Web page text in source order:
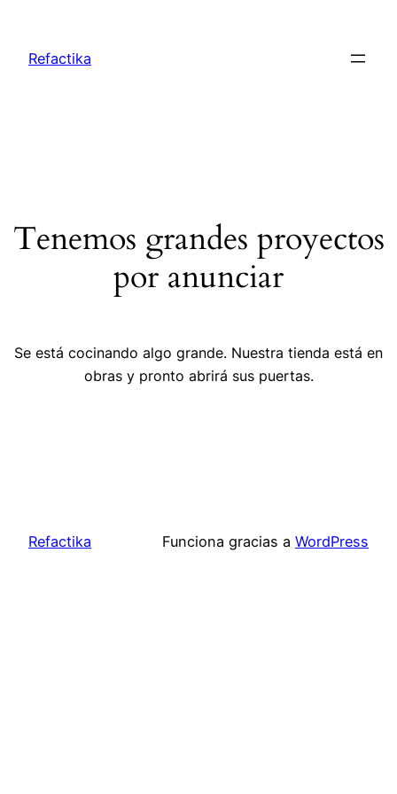
Refactika
Tenemos grandes proyectos
por anunciar
Se está cocinando algo grande. Nuestra tienda está en
obras y pronto abrirá sus puertas.
Refactika Funciona gracias a WordPress